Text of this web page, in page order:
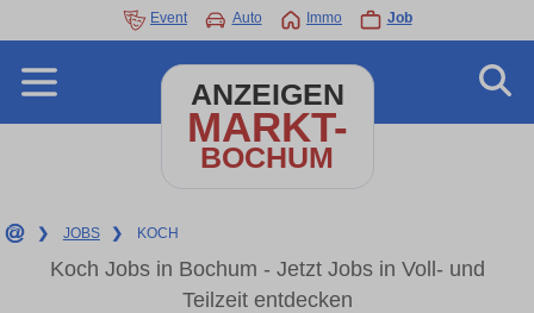
Event Auto Immo Job
ANZEIGEN
MARKT-
BOCHUM
❯ JOBS ❯ KOCH
Koch Jobs in Bochum - Jetzt Jobs in Voll- und
Teilzeit entdecken